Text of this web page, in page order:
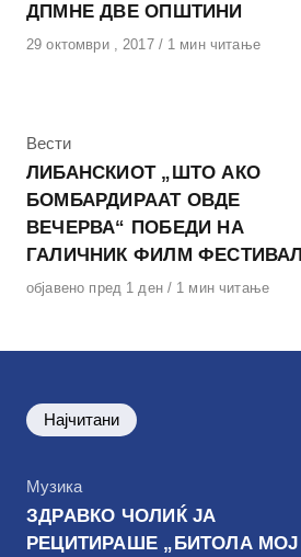
ДПМНЕ ДВЕ ОПШТИНИ
Објавено
29 октомври , 2017 1 мин читање
КАтегорија
Вести
ЛИБАНСКИОТ „ШТО АКО
БОМБАРДИРААТ ОВДЕ
ВЕЧЕРВА“ ПОБЕДИ НА
ГАЛИЧНИК ФИЛМ ФЕСТИВАЛ
Објавено
објавено пред 1 ден 1 мин читање
Најчитани
КАтегорија
Музика
ЗДРАВКО ЧОЛИЌ ЈА
РЕЦИТИРАШЕ „БИТОЛА МОЈ